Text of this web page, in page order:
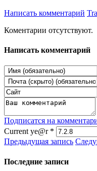
Написать комментарий
Коментарии отсутствуют.
Написать комментарий
Подписатся на
Current ye@r *
Предыдущая запись
Последние записи